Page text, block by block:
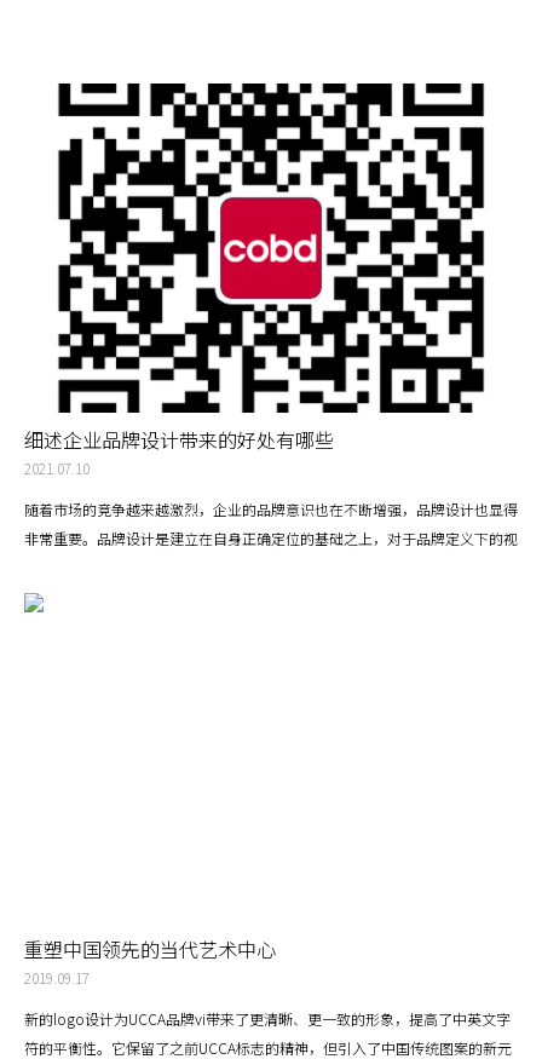
细述企业品牌设计带来的好处有哪些
2021.07.10
随着市场的竞争越来越激烈，企业的品牌意识也在不断增强，品牌设计也显得
非常重要。品牌设计是建立在自身正确定位的基础之上，对于品牌定义下的视
们正确的认知企业形象，对企业的长远发展有很大的意义。
重塑中国领先的当代艺术中心
2019.09.17
新的logo设计为UCCA品牌vi带来了更清晰、更一致的形象，提高了中英文字
符的平衡性。它保留了之前UCCA标志的精神，但引入了中国传统图案的新元